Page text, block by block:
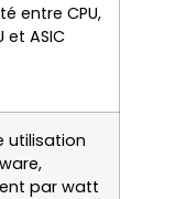
entre CPU,
et ASIC
utilisation
par watt